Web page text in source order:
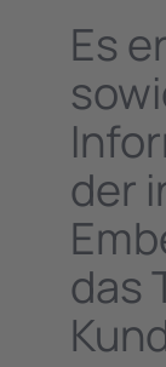
Es
der
das